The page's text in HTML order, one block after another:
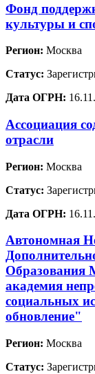
Фонд
культуры и
Регион: Москва
Статус:
Дата ОГРН:
Ассоциация
отрасли
Регион: Москва
Статус:
Дата ОГРН:
Автономная
Образования
академия
социальных
обновление"
Регион: Москва
Статус: